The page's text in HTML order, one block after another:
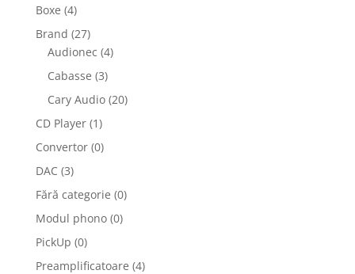
Boxe (4)
Brand (27)
Audionec (4)
Cabasse (3)
Cary Audio (20)
CD Player (1)
Convertor (0)
DAC (3)
Fără categorie (0)
Modul phono (0)
PickUp (0)
Preamplificatoare (4)